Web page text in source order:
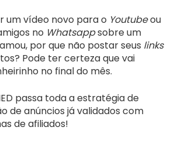
um vídeo novo para o Youtubeou
no Whatsappsobre um
por que não postar seus links
Pode ter certeza que vai
no final do mês.
passa toda a estratégia de
de anúncios já validados com
de afiliados!